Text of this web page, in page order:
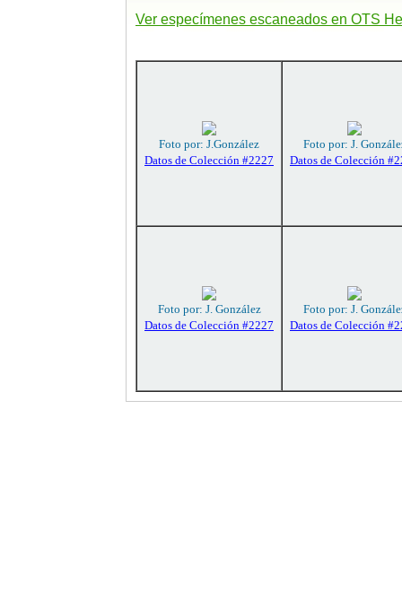
Ver especímenes escaneados en OTS
Foto por: J.González
Datos de Colección #2227
Foto por: J.
Datos de Colección
Foto por: J. González
Datos de Colección #2227
Foto por: J.
Datos de Colección